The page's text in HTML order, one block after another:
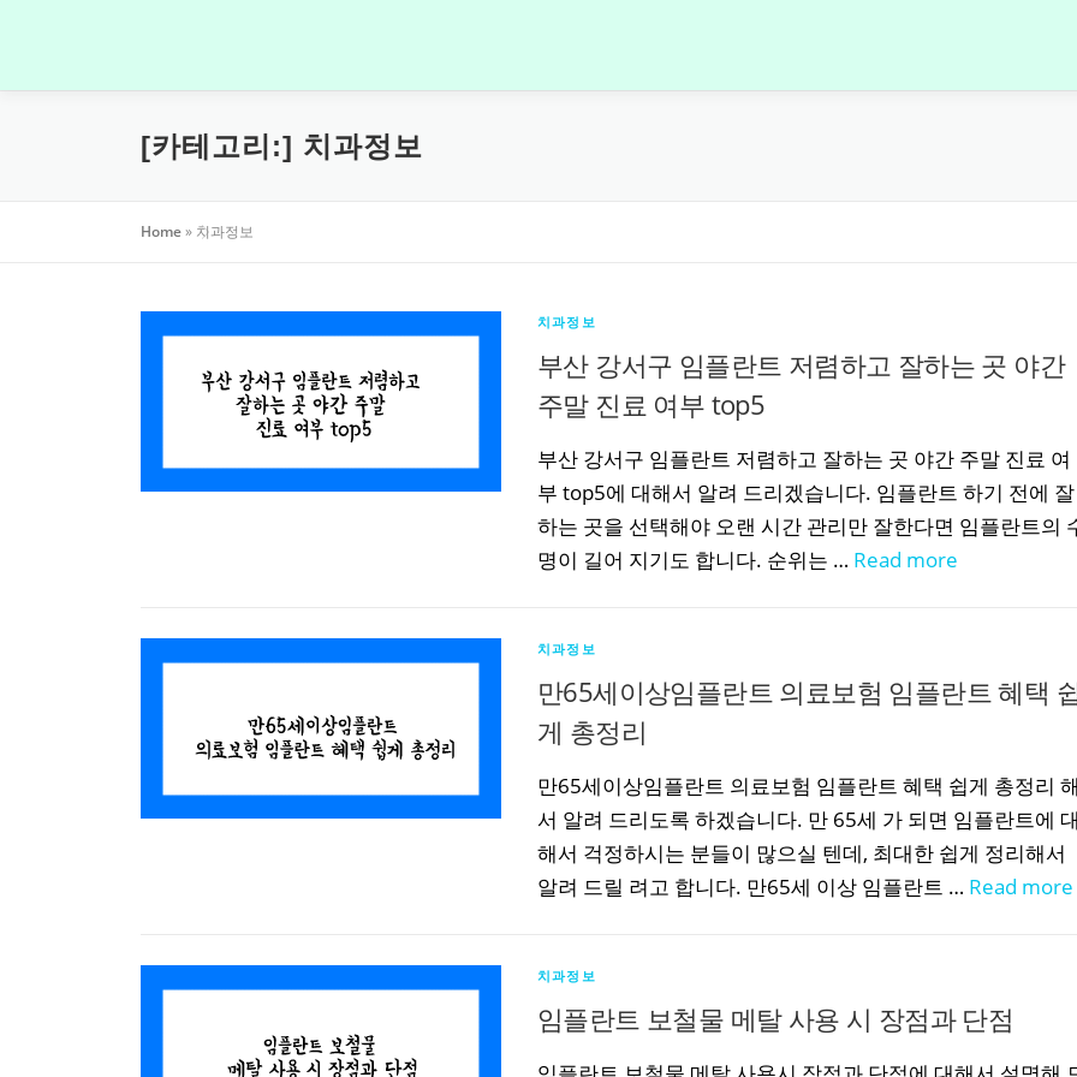
로
[카테고리:] 치과정보
Home» 치과정보
치과정보
부산 강서구 임플란트 저렴하고 잘하는 곳 야간
주말 진료 여부 top5
부산 강서구 임플란트 저렴하고 잘하는 곳 야간 주말 진료 여
부 top5에 대해서 알려 드리겠습니다. 임플란트 하기 전에 잘
하는 곳을 선택해야 오랜 시간 관리만 잘한다면 임플란트의
명이 길어 지기도 합니다. 순위는 … Read more
치과정보
만65세이상임플란트 의료보험 임플란트 혜택
게 총정리
만65세이상임플란트 의료보험 임플란트 혜택 쉽게 총정리 해
서 알려 드리도록 하겠습니다. 만 65세 가 되면 임플란트에 대
해서 걱정하시는 분들이 많으실 텐데, 최대한 쉽게 정리해서
알려 드릴 려고 합니다. 만65세 이상 임플란트 … Read more
치과정보
임플란트 보철물 메탈 사용 시 장점과 단점